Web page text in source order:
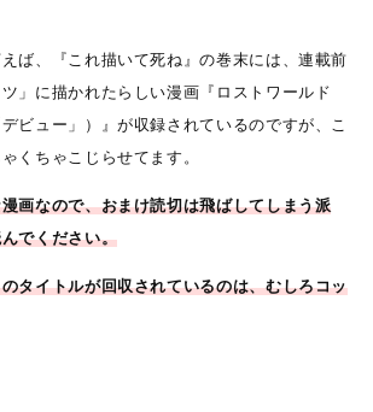
ば、『これ描いて死ね』の巻末には、連載前
」に描かれたらしい漫画『ロストワールド
デビュー」）』が収録されているのですが、こ
くちゃこじらせてます。
画なので、おまけ読切は飛ばしてしまう派
でください。
タイトルが回収されているのは、むしろコッ